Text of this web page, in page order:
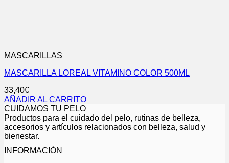
MASCARILLAS
MASCARILLA LOREAL VITAMINO COLOR 500ML
33,40€
AÑADIR AL CARRITO
CUIDAMOS TU PELO
Productos para el cuidado del pelo, rutinas de belleza,
accesorios y artículos relacionados con belleza, salud y
bienestar.
INFORMACIÓN